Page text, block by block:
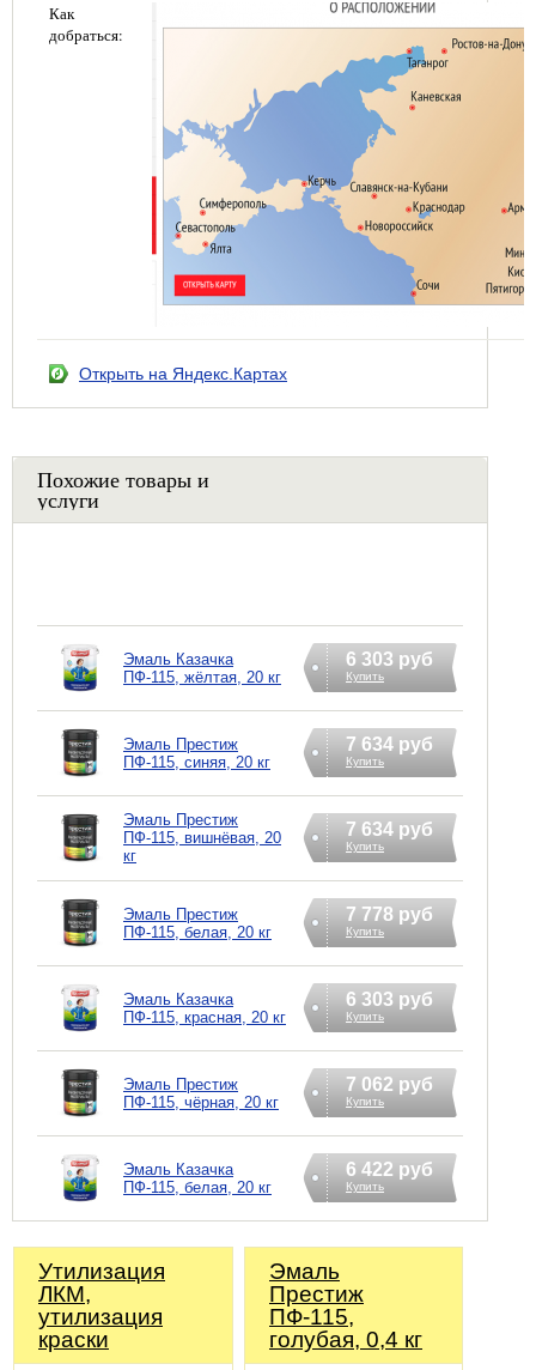
Как
добраться:
Открыть на Яндекс.Картах
Похожие товары и
услуги
Эмаль Казачка
ПФ-115, жёлтая, 20 кг
6 303 руб
Купить
Эмаль Престиж
ПФ-115, синяя, 20 кг
7 634 руб
Купить
Эмаль Престиж
ПФ-115, вишнёвая, 20
кг
7 634 руб
Купить
Эмаль Престиж
ПФ-115, белая, 20 кг
7 778 руб
Купить
Эмаль Казачка
ПФ-115, красная, 20 кг
6 303 руб
Купить
Эмаль Престиж
ПФ-115, чёрная, 20 кг
7 062 руб
Купить
Эмаль Казачка
ПФ-115, белая, 20 кг
6 422 руб
Купить
Утилизация
ЛКМ,
утилизация
краски
Эмаль
Престиж
ПФ-115,
голубая, 0,4 кг